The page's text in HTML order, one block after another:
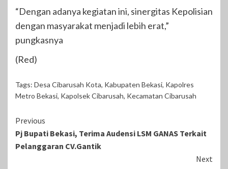
“Dengan adanya kegiatan ini, sinergitas Kepolisian
dengan masyarakat menjadi lebih erat,”
pungkasnya
(Red)
Tags: Desa Cibarusah Kota, Kabupaten Bekasi, Kapolres
Metro Bekasi, Kapolsek Cibarusah, Kecamatan Cibarusah
Continue
Reading
Previous
Pj Bupati Bekasi, Terima Audensi LSM GANAS Terkait
Pelanggaran CV.Gantik
Next